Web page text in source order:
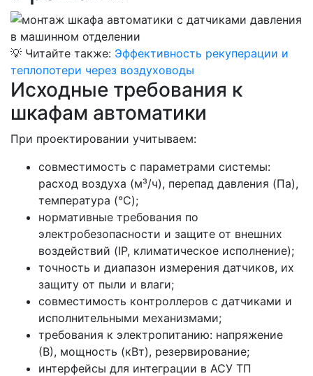
💡 Читайте также: Эффективность рекуперации и
теплопотери через воздуховоды
Исходные требования к
шкафам автоматики
При проектировании учитываем:
совместимость с параметрами системы:
расход воздуха (м³/ч), перепад давления (Па),
температура (°C);
нормативные требования по
электробезопасности и защите от внешних
воздействий (IP, климатическое исполнение);
точность и диапазон измерения датчиков, их
защиту от пыли и влаги;
совместимость контроллеров с датчиками и
исполнительными механизмами;
требования к электропитанию: напряжение
(В), мощность (кВт), резервирование;
интерфейсы для интеграции в АСУ ТП